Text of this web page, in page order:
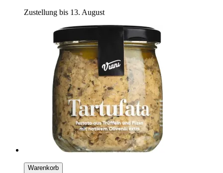
Zustellung bis 13. August
Warenkorb